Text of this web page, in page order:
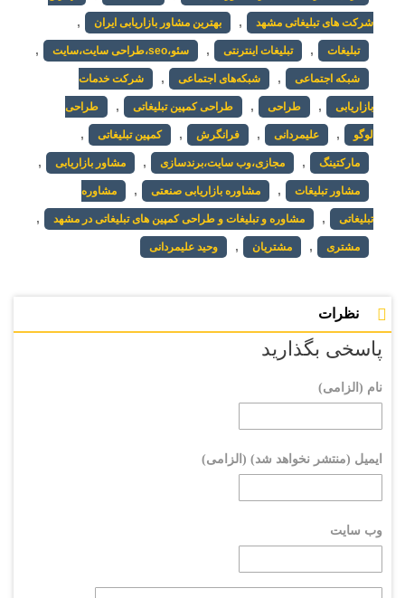
شرکت های تبلیغاتی مشهد , بهترین مشاور بازاریابی ایران ,
تبلیغات , تبلیغات اینترنتی , سئو،seo،طراحی سایت،سایت ,
شبکه اجتماعی , شبکه‌های اجتماعی , شرکت خدمات
بازاریابی , طراحی , طراحی کمپین تبلیغاتی , طراحی
لوگو , علیمردانی , فرانگرش , کمپین تبلیغاتی ,
مارکتینگ , مجازی،وب سایت،برندسازی , مشاور بازاریابی ,
مشاور تبلیغات , مشاوره بازاریابی صنعتی , مشاوره
تبلیغاتی , مشاوره و تبلیغات و طراحی کمپین های تبلیغاتی در مشهد ,
مشتری , مشتریان , وحید علیمردانی
نظرات
پاسخی بگذارید
نام (الزامی)
ایمیل (منتشر نخواهد شد) (الزامی)
وب سایت